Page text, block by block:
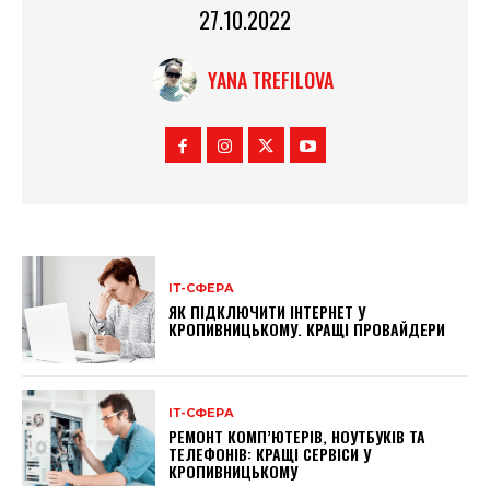
27.10.2022
YANA TREFILOVA
ІТ-СФЕРА
ЯК ПІДКЛЮЧИТИ ІНТЕРНЕТ У
КРОПИВНИЦЬКОМУ. КРАЩІ ПРОВАЙДЕРИ
ІТ-СФЕРА
РЕМОНТ КОМП’ЮТЕРІВ, НОУТБУКІВ ТА
ТЕЛЕФОНІВ: КРАЩІ СЕРВІСИ У
КРОПИВНИЦЬКОМУ